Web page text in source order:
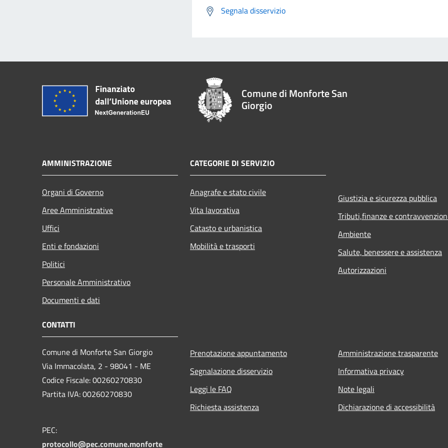
Segnala disservizio
Comune di Monforte San
Giorgio
AMMINISTRAZIONE
Organi di Governo
Aree Amministrative
Uffici
Enti e fondazioni
Politici
Personale Amministrativo
Documenti e dati
CATEGORIE DI SERVIZIO
Anagrafe e stato civile
Vita lavorativa
Catasto e urbanistica
Mobilità e trasporti
Giustizia e sicurezza pubblica
Tributi,finanze e
Ambiente
Salute, benessere e assistenza
Autorizzazioni
CONTATTI
Comune di Monforte San Giorgio
Via Immacolata, 2 - 98041 - ME
Codice Fiscale: 00260270830
Partita IVA: 00260270830
PEC:
protocollo@pec.comune.monforte
Prenotazione appuntamento
Segnalazione disservizio
Leggi le FAQ
Richiesta assistenza
Amministrazione trasparente
Informativa privacy
Note legali
Dichiarazione di accessibilità